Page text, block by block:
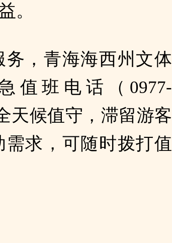
。
，青海海西州文体
值班电话（0977-
天候值守，滞留游客
求，可随时拨打值